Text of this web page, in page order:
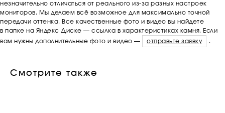
незначительно отличаться от реального из-за разных настроек
мониторов. Мы делаем всё возможное для максимально точной
передачи оттенка. Все качественные фото и видео вы найдете
в папке на Яндекс Диске — ссылка в характеристиках камня. Если
вам нужны дополнительные фото и видео —
отправьте заявку .
Смотрите также